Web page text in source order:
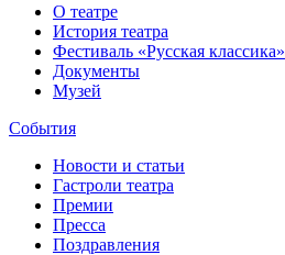
О театре
История театра
Фестиваль «Русская классика»
Документы
Музей
События
Новости и статьи
Гастроли театра
Премии
Пресса
Поздравления